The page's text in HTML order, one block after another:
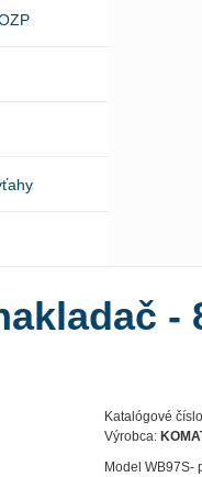
-
Katalógové
Výrobca:
Model WB97S-